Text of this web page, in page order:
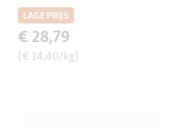
LAGE PRIJS
€ 28,79
(€ 14,40/kg)